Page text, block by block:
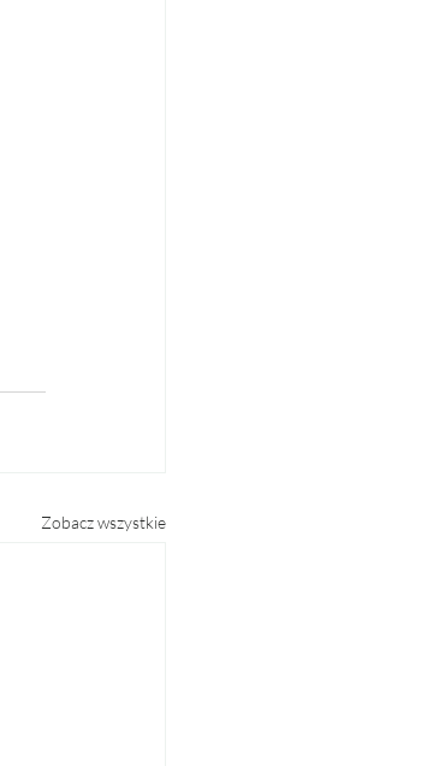
Zobacz wszystkie